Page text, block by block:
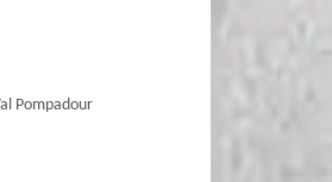
Pompadour